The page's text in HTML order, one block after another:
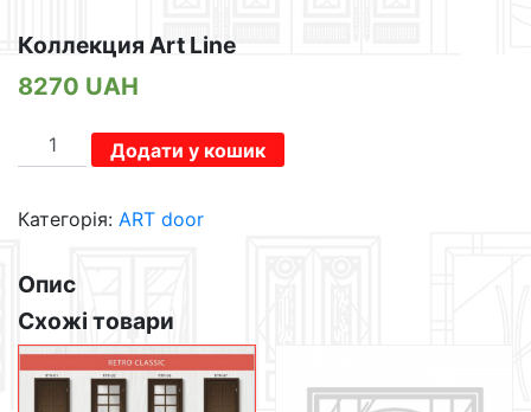
Коллекция Art Line
8270 UAH
Коллекция
Art
кількість
Додати у кошик
Категорія: ART door
Опис
Схожі товари